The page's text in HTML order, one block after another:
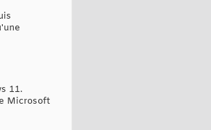
11.
Microsoft